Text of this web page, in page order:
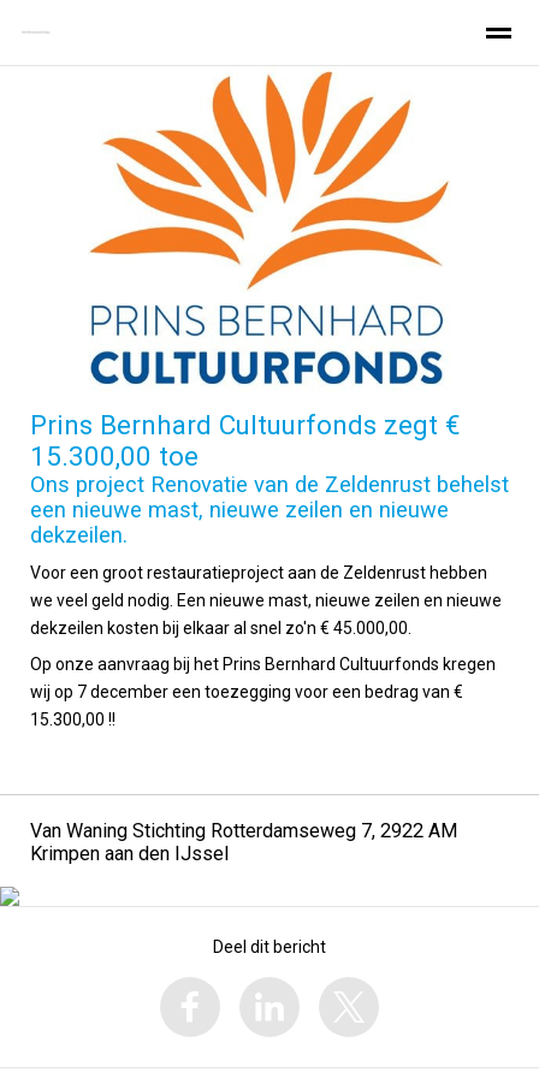
Varen Zeldenrust
Zoeken Nieuws Pagina's
Prins Bernhard Cultuurfonds zegt €
15.300,00 toe
Ons project Renovatie van de Zeldenrust behelst
een nieuwe mast, nieuwe zeilen en nieuwe
dekzeilen.
Voor een groot restauratieproject aan de Zeldenrust hebben
we veel geld nodig. Een nieuwe mast, nieuwe zeilen en nieuwe
dekzeilen kosten bij elkaar al snel zo'n € 45.000,00.
Op onze aanvraag bij het Prins Bernhard Cultuurfonds kregen
wij op 7 december een toezegging voor een bedrag van €
15.300,00 !!
Van Waning Stichting Rotterdamseweg 7, 2922 AM
Krimpen aan den IJssel
Deel dit bericht